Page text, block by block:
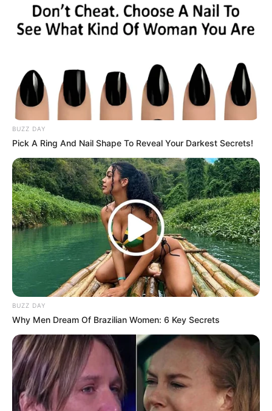
BUZZ DAY
Pick A Ring And Nail Shape To Reveal Your Darkest Secrets!
BUZZ DAY
Why Men Dream Of Brazilian Women: 6 Key Secrets